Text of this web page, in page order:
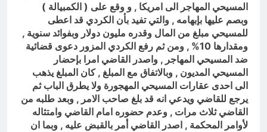
المسيحي المهاجر الى امريكا , و وقع على ( الكمبيالة )
وبصم عليها بإبهامه , والتي تفيد بأن الكردي قد اعطى
للمسيحي مبلغ من المال وقدره مليون دولار وبفوائد سنوية ,
ومقدارها 10% , ومن ثم رفع الكردي المزور دعوى قضائية
ضد المسيحي المهاجر , واصدر القاضي امرا بإحضار
المسيحي المديون , وبالاتفاق مع المبلغ , كان المبلغ يذهب
الى احدى عقارات المسيحي المهجورة ولا يطرق الباب ثم
يرجع للقاضي ويدعي انه قد بلغ صاحب الامر , وبعد طلبه من
القاضي ثلاث مرات , وعدم حضوره امام القاضي وامتثاله
لأوامر المحكمة , اصدر القاضي أمر بالقبض عليه , وبما ان